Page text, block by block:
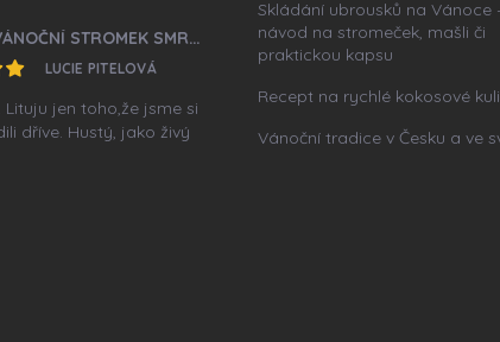
FULL 3D VÁNOČNÍ STROMEK SMRK 220 CM ASTRID
LUCIE PITELOVÁ
Lituju jen toho,že jsme si
dříve. Hustý, jako živý
Skládání ubrousků na Vánoce
návod na stromeček, mašli či
praktickou kapsu
Recept na rychlé kokosové
Vánoční tradice v Česku a ve